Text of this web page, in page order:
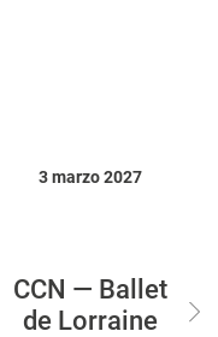
3 marzo 2027
CCN — Ballet
de Lorraine